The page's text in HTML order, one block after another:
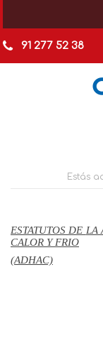
91 277 52 38
Estás
ESTATUTOS DE LA
CALOR Y FRIO
(ADHAC)